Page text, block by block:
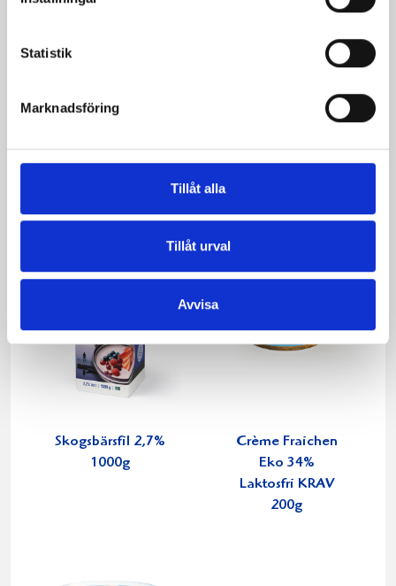
Statistik
Marknadsföring
Tillåt alla
Tillåt urval
Avvisa
Filmjölk laktosfri
Päronfil 2,7%
Skogsbärsfil 2,7%
1000g
Crème Fraichen
Eko 34%
Laktosfri KRAV
200g